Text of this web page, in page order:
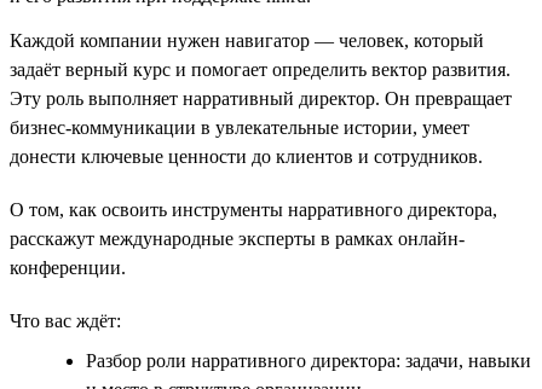
Каждой компании нужен навигатор — человек, который
задаёт верный курс и помогает определить вектор развития.
Эту роль выполняет нарративный директор. Он превращает
бизнес-коммуникации в увлекательные истории, умеет
донести ключевые ценности до клиентов и сотрудников.
О том, как освоить инструменты нарративного директора,
расскажут международные эксперты в рамках онлайн-
конференции.
Что вас ждёт:
Разбор роли нарративного директора: задачи, навыки